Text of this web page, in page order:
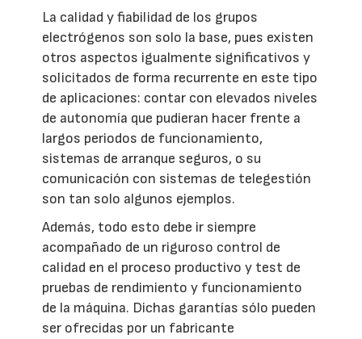
La calidad y fiabilidad de los grupos
electrógenos son solo la base, pues existen
otros aspectos igualmente significativos y
solicitados de forma recurrente en este tipo
de aplicaciones: contar con elevados niveles
de autonomía que pudieran hacer frente a
largos periodos de funcionamiento,
sistemas de arranque seguros, o su
comunicación con sistemas de telegestión
son tan solo algunos ejemplos.
Además, todo esto debe ir siempre
acompañado de un riguroso control de
calidad en el proceso productivo y test de
pruebas de rendimiento y funcionamiento
de la máquina. Dichas garantías sólo pueden
ser ofrecidas por un fabricante